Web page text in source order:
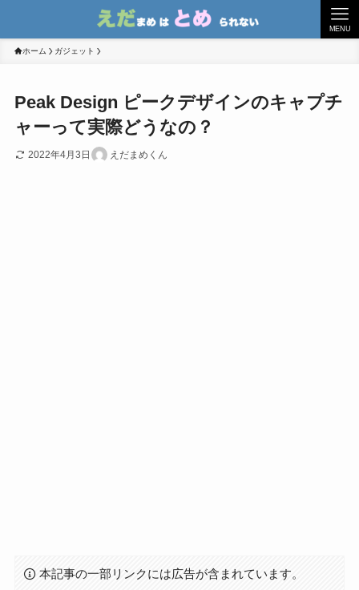
MENU
ホーム ガジェット
Peak Design ピークデザインのキャプチ
ャーって実際どうなの？
2022年4月3日 えだまめくん
本記事の一部リンクには広告が含まれています。